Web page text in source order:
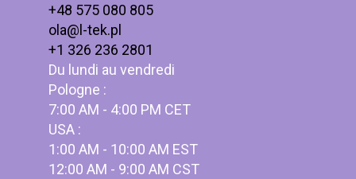
+48 575 080 805
ola@l-tek.pl
+1 326 236 2801
Du lundi au vendredi
Pologne :
7:00 AM - 4:00 PM CET
USA :
1:00 AM - 10:00 AM EST
12:00 AM - 9:00 AM CST